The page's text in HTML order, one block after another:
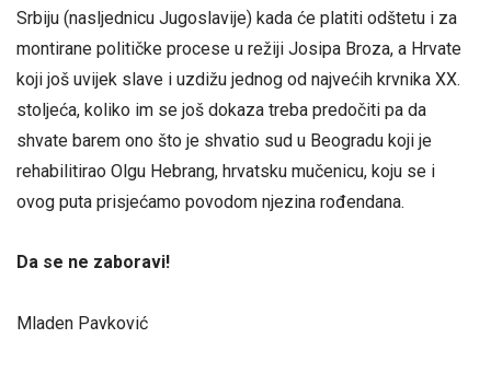
Srbiju (nasljednicu Jugoslavije) kada će platiti odštetu i za
montirane političke procese u režiji Josipa Broza, a Hrvate
koji još uvijek slave i uzdižu jednog od najvećih krvnika XX.
stoljeća, koliko im se još dokaza treba predočiti pa da
shvate barem ono što je shvatio sud u Beogradu koji je
rehabilitirao Olgu Hebrang, hrvatsku mučenicu, koju se i
ovog puta prisjećamo povodom njezina rođendana.
Da se ne zaboravi!
Mladen Pavković